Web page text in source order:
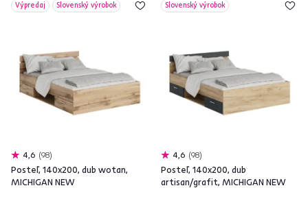
Výpredaj Slovenský výrobok
4,6 98
Posteľ, 140x200, dub wotan,
MICHIGAN NEW
Slovenský výrobok
4,6 98
Posteľ, 140x200, dub
artisan/grafit, MICHIGAN NEW